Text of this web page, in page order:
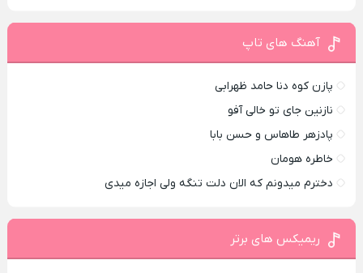
آهنگ های تاپ
پازن کوه دنا حامد ظهرابی
نازنین جای تو خالی آفو
پادزهر طاهاس و حسن بابا
خاطره هومان
دخترم میدونم که الان دلت تنگه ولی اجازه میدی
ریمیکس های برتر